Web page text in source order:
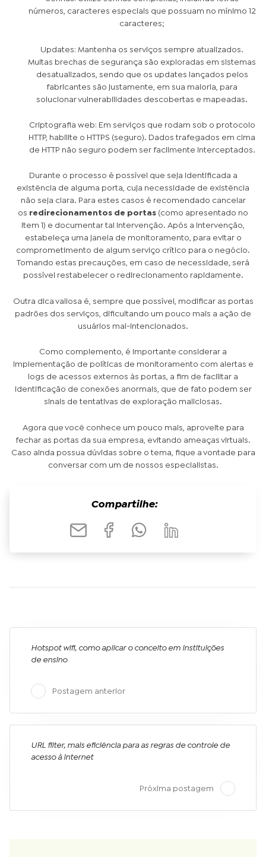
números, caracteres especiais que possuam no mínimo 12
caracteres;
Updates: Mantenha os serviços sempre atualizados.
Muitas brechas de segurança são exploradas em sistemas
desatualizados, sendo que os updates lançados pelos
fabricantes são justamente, em sua maioria, para
solucionar vulnerabilidades descobertas e mapeadas.
Criptografia web: Em serviços que rodam sob o protocolo
HTTP, habilite o HTTPS (seguro). Dados trafegados em cima
de HTTP não seguro podem ser facilmente interceptados.
Durante o processo é possível que seja identificada a
existência de alguma porta, cuja necessidade de existência
não seja clara. Para estes casos é recomendado cancelar
os redirecionamentos de portas (como apresentado no
item 1) e documentar tal intervenção. Após a intervenção,
estabeleça uma janela de monitoramento, para evitar o
comprometimento de algum serviço crítico para o negócio.
Tomando estas precauções, em caso de necessidade, será
possível restabelecer o redirecionamento rapidamente.
Outra dica valiosa é, sempre que possível, modificar as portas
padrões dos serviços, dificultando um pouco mais a ação de
usuários mal-intencionados.
Como complemento, é importante considerar a
implementação de políticas de monitoramento com alertas e
logs de acessos externos às portas, a fim de facilitar a
identificação de conexões anormais, que de fato podem ser
sinais de tentativas de exploração maliciosas.
Agora que você conhece um pouco mais, aproveite para
fechar as portas da sua empresa, evitando ameaças virtuais.
Caso ainda possua dúvidas sobre o tema, fique a vontade para
conversar com um de nossos especialistas.
Compartilhe:
Hotspot wifi, como aplicar o conceito em instituições
de ensino
Postagem anterior
URL filter, mais eficiência para as regras de controle de
acesso à internet
Próxima postagem